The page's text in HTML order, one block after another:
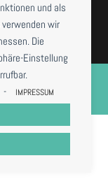
und als
wir
Die
Einstellung
- IMPRESSUM
DERZEIT NUR BEI
AGB